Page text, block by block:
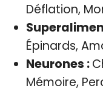
Déflation,
Épinards,
Neurones :
Mémoire,